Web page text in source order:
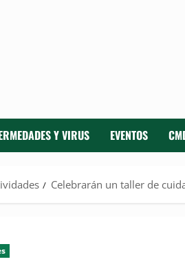
Y VIRUS EVENTOS
Celebrarán un taller de